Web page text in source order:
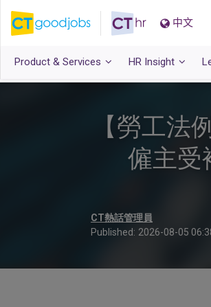
中文
Product & Services HR Insight
【勞工法
僱主受
CT熱話管理員
Published: 2026-08-05